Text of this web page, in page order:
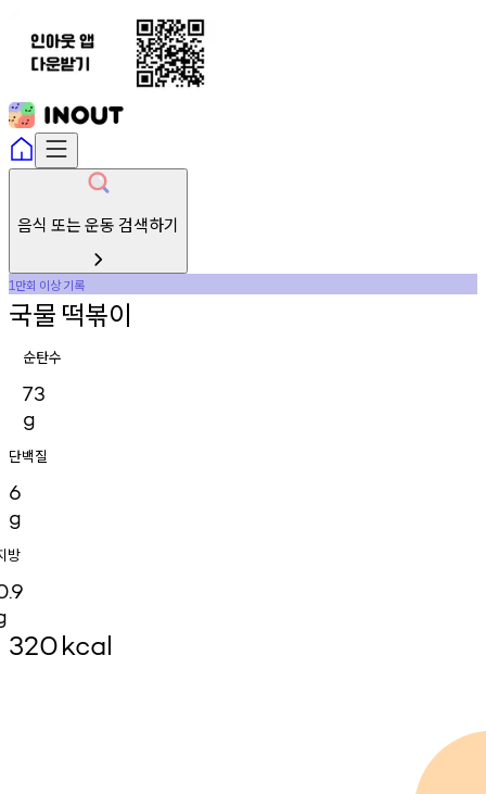
음식 또는 운동 검색하기
1만회 이상기록
국물 떡볶이
순탄수
73
g
단백질
6
g
방
320kcal